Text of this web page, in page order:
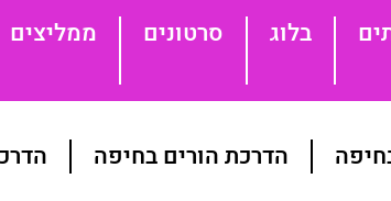
בלוג סרטונים ממליצים
הדרכת הורים בחיפה